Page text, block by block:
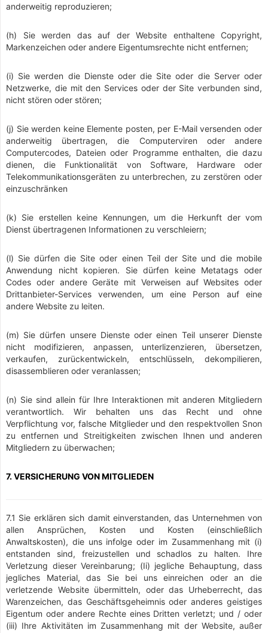
anderweitig reproduzieren;
(h) Sie werden das auf der Website enthaltene Copyright,
Markenzeichen oder andere Eigentumsrechte nicht entfernen;
(i) Sie werden die Dienste oder die Site oder die Server oder
Netzwerke, die mit den Services oder der Site verbunden sind,
nicht stören oder stören;
(j) Sie werden keine Elemente posten, per E-Mail versenden oder
anderweitig übertragen, die Computerviren oder andere
Computercodes, Dateien oder Programme enthalten, die dazu
dienen, die Funktionalität von Software, Hardware oder
Telekommunikationsgeräten zu unterbrechen, zu zerstören oder
einzuschränken
(k) Sie erstellen keine Kennungen, um die Herkunft der vom
Dienst übertragenen Informationen zu verschleiern;
(l) Sie dürfen die Site oder einen Teil der Site und die mobile
Anwendung nicht kopieren. Sie dürfen keine Metatags oder
Codes oder andere Geräte mit Verweisen auf Websites oder
Drittanbieter-Services verwenden, um eine Person auf eine
andere Website zu leiten.
(m) Sie dürfen unsere Dienste oder einen Teil unserer Dienste
nicht modifizieren, anpassen, unterlizenzieren, übersetzen,
verkaufen, zurückentwickeln, entschlüsseln, dekompilieren,
disassemblieren oder veranlassen;
(n) Sie sind allein für Ihre Interaktionen mit anderen Mitgliedern
verantwortlich. Wir behalten uns das Recht und ohne
Verpflichtung vor, falsche Mitglieder und den respektvollen Snon
zu entfernen und Streitigkeiten zwischen Ihnen und anderen
Mitgliedern zu überwachen;
7. VERSICHERUNG VON MITGLIEDEN
7.1 Sie erklären sich damit einverstanden, das Unternehmen von
allen Ansprüchen, Kosten und Kosten (einschließlich
Anwaltskosten), die uns infolge oder im Zusammenhang mit (i)
entstanden sind, freizustellen und schadlos zu halten. Ihre
Verletzung dieser Vereinbarung; (Ii) jegliche Behauptung, dass
jegliches Material, das Sie bei uns einreichen oder an die
verletzende Website übermitteln, oder das Urheberrecht, das
Warenzeichen, das Geschäftsgeheimnis oder anderes geistiges
Eigentum oder andere Rechte eines Dritten verletzt; und / oder
(iii) Ihre Aktivitäten im Zusammenhang mit der Website, außer